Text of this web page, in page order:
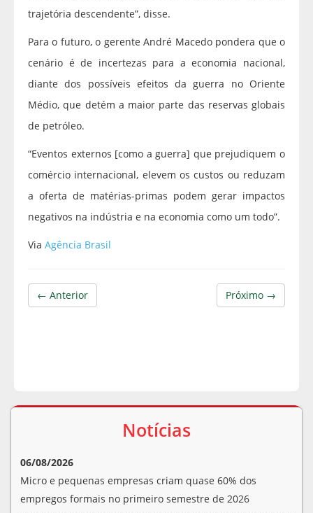
trajetória descendente”, disse.
Para o futuro, o gerente André Macedo pondera que o
cenário é de incertezas para a economia nacional,
diante dos possíveis efeitos da guerra no Oriente
Médio, que detém a maior parte das reservas globais
de petróleo.
“Eventos externos [como a guerra] que prejudiquem o
comércio internacional, elevem os custos ou reduzam
a oferta de matérias-primas podem gerar impactos
negativos na indústria e na economia como um todo”.
Via Agência Brasil
Próximo →
← Anterior
Notícias
06/08/2026
Micro e pequenas empresas criam quase 60% dos
empregos formais no primeiro semestre de 2026